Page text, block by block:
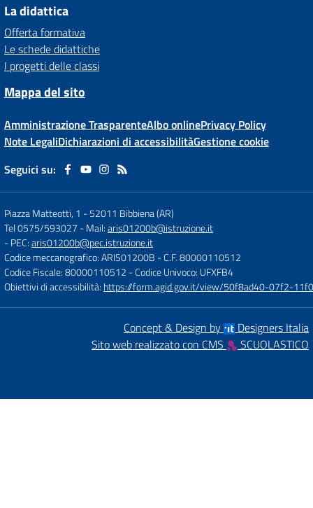
La didattica
Offerta formativa
Le schede didattiche
I progetti delle classi
Mappa del sito
Amministrazione TrasparenteAlbo onlinePrivacy Policy
Note LegaliDichiarazioni di accessibilitàGestione cookie
Seguici su:
Piazza Matteotti, 1 -52011 Bibbiena (AR)
Tel 0575/593027 - Mail:aris01200b@istruzione.it
- PEC:aris01200b@pec.istruzione.it
Codice meccanografico: ARIS01200B - C.F. 80000110512
Codice Fiscale: 80000110512 - Codice Univoco: UFXFB4
Obiettivi di accessibilità: https://form.agid.gov.it/view/50f8ad40-07f2-
Concept & Design by
Designers Italia
Sito web realizzato con CMS
SCUOLASTICO